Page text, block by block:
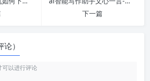
下一篇
）